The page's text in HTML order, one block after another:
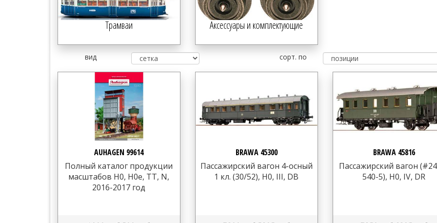
Трамваи Аксессуары и комплектующие
вид сорт. по
AUHAGEN 99614
Полный каталог продукции
масштабов H0, H0e, TT, N,
2016-2017 год
BRAWA 45300
Пассажирский вагон 4-осный
1 кл. (30/52), H0, III, DB
BRAWA 45816
Пассажирский вагон
540-5), H0, IV, DR